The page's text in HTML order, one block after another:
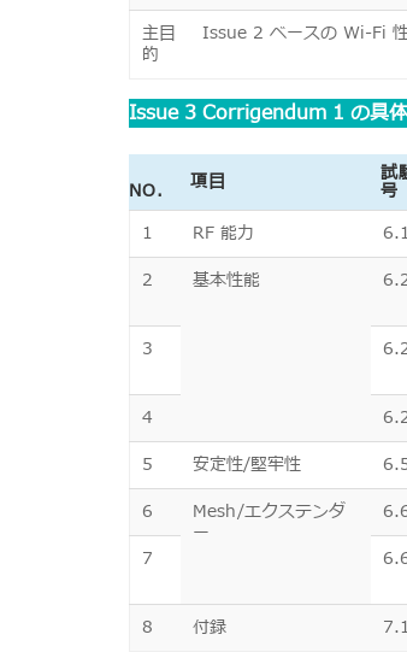
主目
的
Issue 2 ベースの Wi-Fi
Issue 3 Corrigendum 1 の具
NO. 項目 試
号
1 RF 能力
2
基本性能
3
4
5
安定性/堅牢性
6
Mesh/エクステンダ
ー
7
8 付録